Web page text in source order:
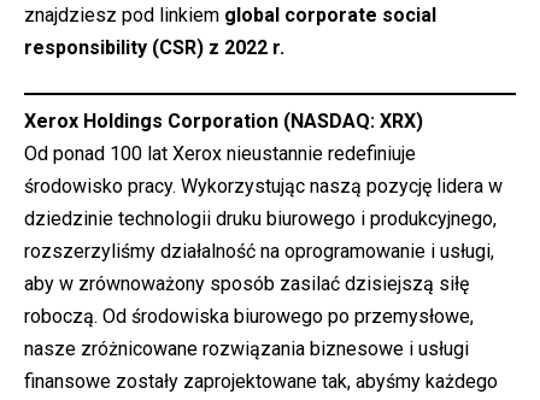
znajdziesz pod linkiem global corporate social
responsibility (CSR) z 2022 r.
Xerox Holdings Corporation (NASDAQ: XRX)
Od ponad 100 lat Xerox nieustannie redefiniuje
środowisko pracy. Wykorzystując naszą pozycję lidera w
dziedzinie technologii druku biurowego i produkcyjnego,
rozszerzyliśmy działalność na oprogramowanie i usługi,
aby w zrównoważony sposób zasilać dzisiejszą siłę
roboczą. Od środowiska biurowego po przemysłowe,
nasze zróżnicowane rozwiązania biznesowe i usługi
finansowe zostały zaprojektowane tak, abyśmy każdego